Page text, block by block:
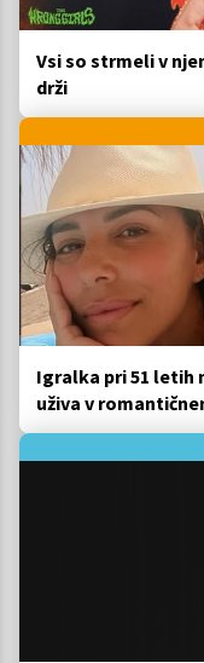
Vsi so strmeli v
drži
Igralka pri 51 letih
uživa v